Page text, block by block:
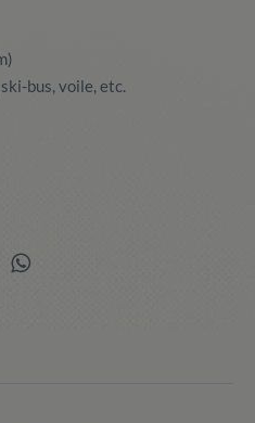
bus, voile, etc.